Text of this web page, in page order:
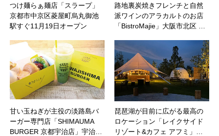
つけ麺らぁ麺店「スラープ」
京都市中京区菱屋町烏丸御池
駅すぐ11月19日オープン
路地裏炭焼きフレンチと自然
派ワインのアラカルトのお店
「BistroMajie」大阪市北区 …
甘い玉ねぎが主役の淡路島バ
ーガー専門店「SHIMAUMA
BURGER 京都宇治店」宇治…
琵琶湖が目前に広がる最高の
ロケーション「レイクサイド
リゾート&カフェ アフミ」…